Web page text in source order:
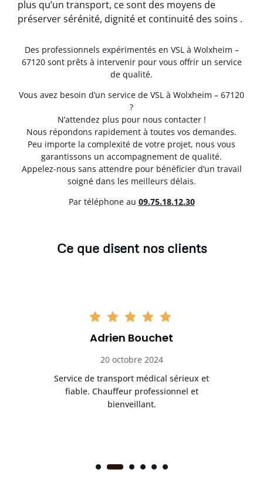
plus qu’un transport, ce sont des moyens de
préserver sérénité, dignité et continuité des soins .
Des professionnels expérimentés en VSL à Wolxheim –
67120 sont prêts à intervenir pour vous offrir un service
de qualité.
Vous avez besoin d’un service de VSL à Wolxheim – 67120
?
N’attendez plus pour nous contacter !
Nous répondons rapidement à toutes vos demandes.
Peu importe la complexité de votre projet, nous vous
garantissons un accompagnement de qualité.
Appelez-nous sans attendre pour bénéficier d’un travail
soigné dans les meilleurs délais.
Par téléphone au 09.75.18.12.30
Ce que disent nos clients
Adrien Bouchet
20 octobre 2024
Service de transport médical sérieux et
fiable. Chauffeur professionnel et
bienveillant.